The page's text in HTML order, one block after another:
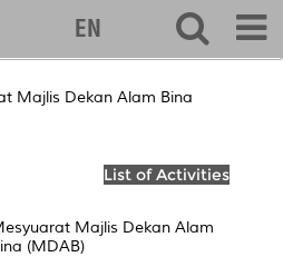
EN
Majlis Dekan Alam Bina
List of Activities
Majlis Dekan Alam
(MDAB)